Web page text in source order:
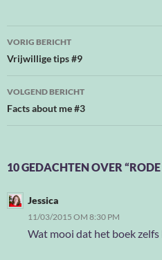
Bericht
navigatie
VORIG BERICHT
Vrijwillige tips #9
VOLGEND BERICHT
Facts about me #3
10 GEDACHTEN OVER
Jessica
11/03/2015 OM 8:30 PM
Wat mooi dat het boek